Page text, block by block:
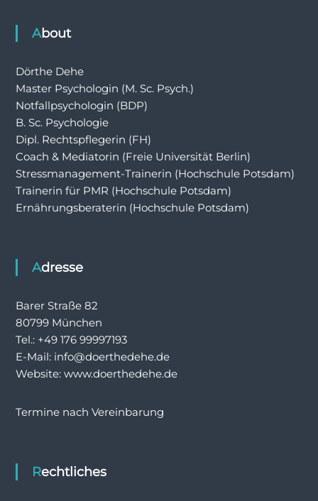
About
Dörthe Dehe
Master Psychologin (M. Sc. Psych.)
Notfallpsychologin (BDP)
B. Sc. Psychologie
Dipl. Rechtspflegerin (FH)
Coach & Mediatorin (Freie Universität Berlin)
Stressmanagement-Trainerin (Hochschule Potsdam)
Trainerin für PMR (Hochschule Potsdam)
Ernährungsberaterin (Hochschule Potsdam)
Adresse
Barer Straße 82
80799 München
Tel.: +49 176 99997193
E-Mail: info@doerthedehe.de
Website: www.doerthedehe.de
Termine nach Vereinbarung
Rechtliches